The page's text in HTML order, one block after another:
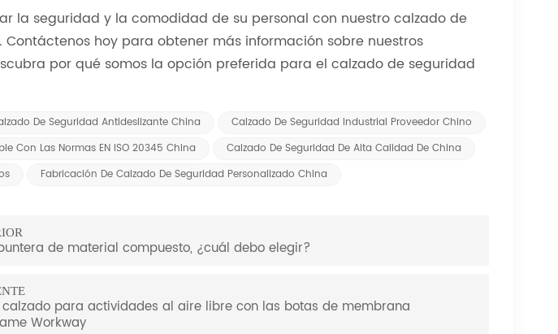
la seguridad y la comodidad de su personal con nuestro calzado de
hoy para obtener más información sobre nuestros
por qué somos la opción preferida para el calzado de seguridad
De Seguridad Antideslizante China
Calzado De Seguridad Industrial Proveedor Chino
Con Las Normas EN ISO 20345 China
Calzado De Seguridad De Alta Calidad De China
Fabricación De Calzado De Seguridad Personalizado China
de material compuesto, ¿cuál debo elegir?
para actividades al aire libre con las botas de membrana
Workway